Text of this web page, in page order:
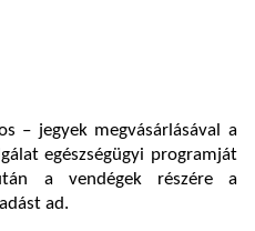
– jegyek megvásárlásával a
egészségügyi programját
a vendégek részére a
ad.